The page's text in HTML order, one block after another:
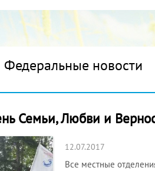
Федеральные новости
Семьи, Любви и
12.07.2017
Все местные